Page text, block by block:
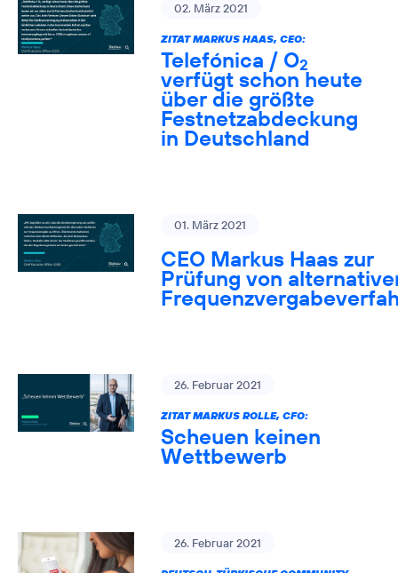
02. März 2021
ZITAT MARKUS HAAS, CEO:
Telefónica / O2
verfügt schon heute
über die größte
Festnetzabdeckung
in Deutschland
01. März 2021
CEO Markus Haas zur
Prüfung von
26. Februar 2021
ZITAT MARKUS ROLLE, CFO:
Scheuen keinen
Wettbewerb
26. Februar 2021